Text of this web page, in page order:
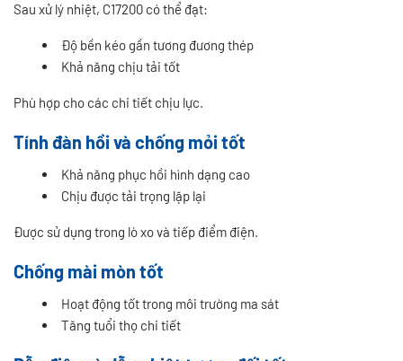
Sau xử lý nhiệt, C17200 có thể đạt:
Độ bền kéo gần tương đương thép
Khả năng chịu tải tốt
Phù hợp cho các chi tiết chịu lực.
Tính đàn hồi và chống mỏi tốt
Khả năng phục hồi hình dạng cao
Chịu được tải trọng lặp lại
Được sử dụng trong lò xo và tiếp điểm điện.
Chống mài mòn tốt
Hoạt động tốt trong môi trường ma sát
Tăng tuổi thọ chi tiết